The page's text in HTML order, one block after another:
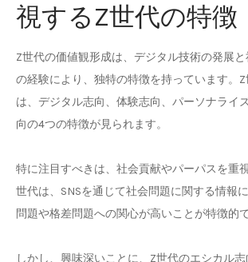
視するZ世代の特徴
Z世代の価値観形成は、デジタル技術の発展
の経験により、独特の特徴を持っています。
は、デジタル志向、体験志向、パーソナライ
向の4つの特徴が見られます。
特に注目すべきは、社会貢献やパーパスを重
世代は、SNSを通じて社会問題に関する情報
問題や格差問題への関心が高いことが特徴的で
しかし、興味深いことに、Z世代のエシカル